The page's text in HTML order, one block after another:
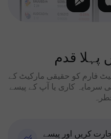
پہلا قدم
فارم کو حقیقی مارکیٹ کے
سرمایہ کاری یا آپ کے پیسے
کریں اور پیسے